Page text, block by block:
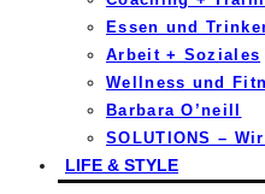
Essen und
Arbeit + Soziales
Wellness und
Barbara O’neill
SOLUTIONS –
LIFE & STYLE